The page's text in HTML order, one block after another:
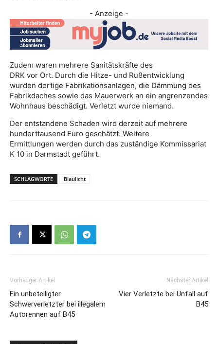
- Anzeige -
Zudem waren mehrere Sanitätskräfte des
DRK vor Ort. Durch die Hitze- und Rußentwicklung
wurden dortige Fabrikationsanlagen, die Dämmung des
Fabrikdaches sowie das Mauerwerk an ein angrenzendes
Wohnhaus beschädigt. Verletzt wurde niemand.
Der entstandene Schaden wird derzeit auf mehrere
hunderttausend Euro geschätzt. Weitere
Ermittlungen werden durch das zuständige Kommissariat
K 10 in Darmstadt geführt.
SCHLAGWORTE Blaulicht
Vorheriger Artikel
Ein unbeteiligter
Schwerverletzter bei illegalem
Autorennen auf B45
Nächster Artikel
Vier Verletzte bei Unfall auf
B45